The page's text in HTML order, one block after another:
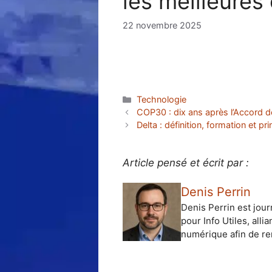
22 novembre 2025
Catégories
Technologie
COP30 : dix ans après l’Accord
Delta : définition, formation et
Article pensé et écrit par :
Denis Perrin
Denis Perrin est
pour Info Utiles,
numérique afin de